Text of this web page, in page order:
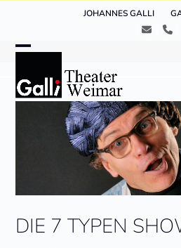
JOHANNES GALLI
E-
mobile
menu
mobile
menu
DIE 7 TYPEN